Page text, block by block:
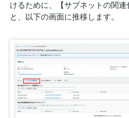
けるために、【サブネットの関
と、以下の画面に推移します。